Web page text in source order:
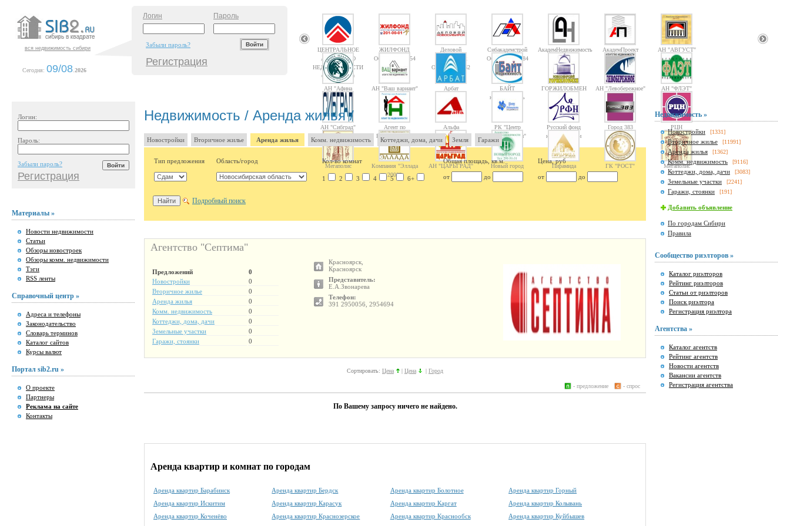
вся недвижимость сибири
Сегодня: 09/08 2026
Логин Пароль
Забыли пароль?
Регистрация
ЦЕНТРАЛЬНОЕ
АГЕНТСТВО
НЕДВИЖИМОСТИ
Объектов: 10
ЖИЛФОНД
Объектов: 14754
Деловой
Новосибирск
Объектов: 1362
Сибакадемстрой
Объектов: 10084
АкадемНедвижимость АкадемПроект АН "АВГУСТ"
АН "Афина
Паллада"
АН "Ваш вариант" Арбат
БАЙТ
недвижимость
ГОРЖИЛОБМЕН АН "Левобережное" АН "ФЛЭТ"
АН "Сибград"
Агент по
Недвижимости
Альфа
РК "Центр
недвижимости"
Русский фонд
недвижимости
Город 383 РЦН
Мегаполис
Компания "Эллада
2000"
АН "ЦАРЬГРАД" Новый город Пирамида ГК "РОСТ" Мегаполис
Логин:
Пароль:
Забыли пароль?
Регистрация
Материалы »
Новости недвижимости
Статьи
Обзоры новостроек
Обзоры комм. недвижимости
Тэги
RSS ленты
Справочный центр »
Адреса и телефоны
Законодательство
Словарь терминов
Каталог сайтов
Курсы валют
Портал sib2.ru »
О проекте
Партнеры
Реклама на сайте
Контакты
Недвижимость / Аренда жилья /
Новостройки Вторичное жилье Аренда жилья Комм. недвижимость Коттеджи, дома, дачи Земля Гаражи
Тип предложения Область/город Кол-во комнат Общая площадь, кв.м. Цена, руб
1 2 3 4 5 6+ от до от до
Подробный поиск
Агентство "Септима"
Предложений
0
Новостройки
0
Вторичное жилье
0
Аренда жилья
0
Комм. недвижимость
0
Коттеджи, дома, дачи
0
Земельные участки
0
Гаражи, стоянки
0
Красноярск,
Красноярск
Представитель:
Е.А.Звонарева
Телефон:
391 2950056, 2954694
Сортировать: Цена | Цена | Город
- спрос
- предложение
По Вашему запросу ничего не найдено.
Аренда квартир и комнат по городам
Аренда квартир Барабинск Аренда квартир Бердск Аренда квартир Болотное
Аренда квартир Горный
Аренда квартир Искитим
Аренда квартир Карасук Аренда квартир Каргат
Аренда квартир Колывань
Аренда квартир Коченёво
Аренда квартир Краснозерское Аренда квартир Краснообск
Аренда квартир Куйбышев
Недвижимость »
Новостройки [1331]
Вторичное жилье [11991]
Аренда жилья [1362]
Комм. недвижимость [9116]
Коттеджи, дома, дачи [3083]
Земельные участки [2241]
Гаражи, стоянки [191]
Добавить объявление
По городам Сибири
Правила
Сообщество риэлторов »
Каталог риэлторов
Рейтинг риэлторов
Статьи от риэлторов
Поиск риэлтора
Регистрация риэлтора
Агентства »
Каталог агентств
Рейтинг агентств
Новости агентств
Вакансии агентств
Регистрация агентства